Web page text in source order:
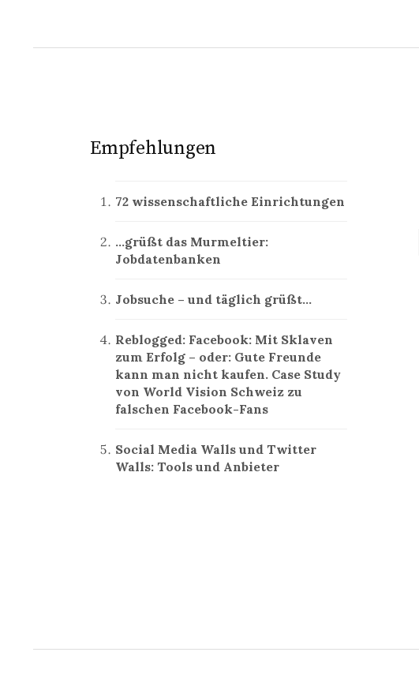
Empfehlungen
72 wissenschaftliche Einrichtungen
…grüßt das Murmeltier:
Jobdatenbanken
Jobsuche – und täglich grüßt…
Reblogged: Facebook: Mit Sklaven
zum Erfolg – oder: Gute Freunde
kann man nicht kaufen. Case Study
von World Vision Schweiz zu
falschen Facebook-Fans
Social Media Walls und Twitter
Walls: Tools und Anbieter